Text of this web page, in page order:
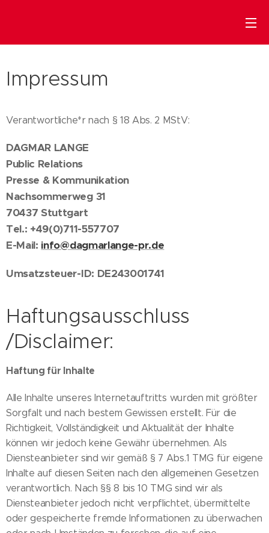
Impressum
Verantwortliche*r nach § 18 Abs. 2 MStV:
DAGMAR LANGE
Public Relations
Presse & Kommunikation
Nachsommerweg 31
70437 Stuttgart
Tel.: +49(0)711-557707
E-Mail: info@dagmarlange-pr.de
Umsatzsteuer-ID: DE243001741
Haftungsausschluss
/Disclaimer:
Haftung für Inhalte
Alle Inhalte unseres Internetauftritts wurden mit größter
Sorgfalt und nach bestem Gewissen erstellt. Für die
Richtigkeit, Vollständigkeit und Aktualität der Inhalte
können wir jedoch keine Gewähr übernehmen. Als
Diensteanbieter sind wir gemäß § 7 Abs.1 TMG für eigene
Inhalte auf diesen Seiten nach den allgemeinen Gesetzen
verantwortlich. Nach §§ 8 bis 10 TMG sind wir als
Diensteanbieter jedoch nicht verpflichtet, übermittelte
oder gespeicherte fremde Informationen zu überwachen